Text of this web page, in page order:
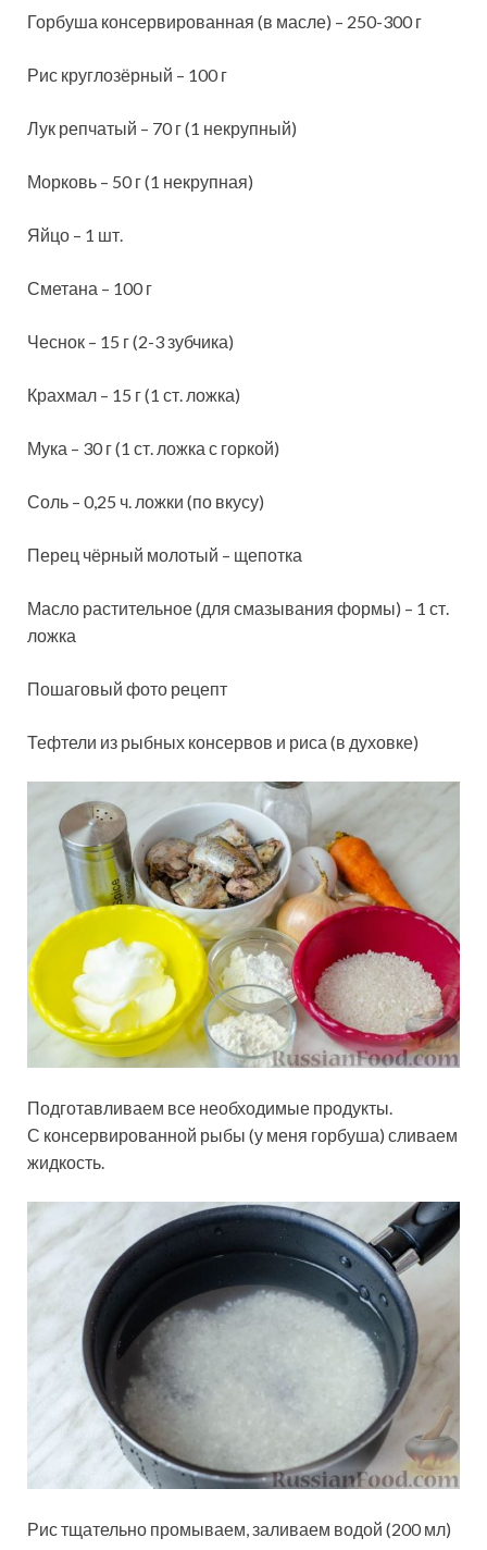
Горбуша консервированная (в масле) – 250-300 г
Рис круглозёрный – 100 г
Лук репчатый – 70 г (1 некрупный)
Морковь – 50 г (1 некрупная)
Яйцо – 1 шт.
Сметана – 100 г
Чеснок – 15 г (2-3 зубчика)
Крахмал – 15 г (1 ст. ложка)
Мука – 30 г (1 ст. ложка с горкой)
Соль – 0,25 ч. ложки (по вкусу)
Перец чёрный молотый – щепотка
Масло растительное (для смазывания формы) – 1 ст.
ложка
Пошаговый фото рецепт
Тефтели из рыбных консервов и риса (в духовке)
Подготавливаем все необходимые продукты.
С консервированной рыбы (у меня горбуша) сливаем
жидкость.
Рис тщательно промываем, заливаем водой (200 мл)